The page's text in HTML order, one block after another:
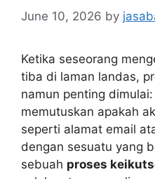
June 10, 2026 by
Ketika seseorang
tiba di laman landas,
namun penting
memutuskan apakah
seperti alamat email
dengan sesuatu yang
sebuah proses